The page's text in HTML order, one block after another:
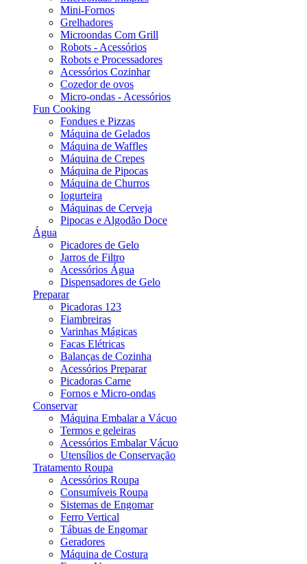
Mini-Fornos
Grelhadores
Microondas Com Grill
Robots - Acessórios
Robots e Processadores
Acessórios Cozinhar
Cozedor de ovos
Micro-ondas - Acessórios
Fun Cooking
Fondues e Pizzas
Máquina de Gelados
Máquina de Waffles
Máquina de Crepes
Máquina de Pipocas
Máquina de Churros
Iogurteira
Máquinas de Cerveja
Pipocas e Algodão Doce
Água
Picadores de Gelo
Jarros de Filtro
Acessórios Água
Dispensadores de Gelo
Preparar
Picadoras 123
Fiambreiras
Varinhas Mágicas
Facas Elétricas
Balanças de Cozinha
Acessórios Preparar
Picadoras Carne
Fornos e Micro-ondas
Conservar
Máquina Embalar a Vácuo
Termos e geleiras
Acessórios Embalar Vácuo
Utensílios de Conservação
Tratamento Roupa
Acessórios Roupa
Consumíveis Roupa
Sistemas de Engomar
Ferro Vertical
Tábuas de Engomar
Geradores
Máquina de Costura